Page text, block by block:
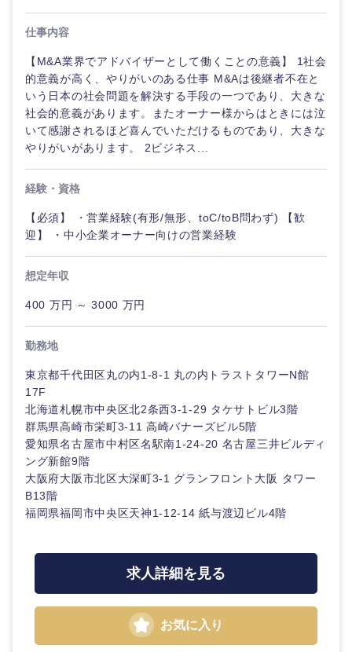
愛知県
近畿地方
滋賀県
大阪府 兵庫県
仕事内容
【M&A業界でアドバイザーとして働くことの意義】 1社会
的意義が高く、やりがいのある仕事 M&Aは後継者不在と
いう日本の社会問題を解決する手段の一つであり、大きな
社会的意義があります。またオーナー様からはときには泣
いて感謝されるほど喜んでいただけるものであり、大きな
やりがいがあります。 2ビジネス...
経験・資格
【必須】 ・営業経験(有形/無形、toC/toB問わず) 【歓
迎】 ・中小企業オーナー向けの営業経験
想定年収
400 万円 ～ 3000 万円
勤務地
東京都千代田区丸の内1-8-1 丸の内トラストタワーN館
17F
北海道札幌市中央区北2条西3-1-29 タケサトビル3階
群馬県高崎市栄町3-11 高崎バナーズビル5階
愛知県名古屋市中村区名駅南1-24-20 名古屋三井ビルディ
ング新館9階
大阪府大阪市北区大深町3-1 グランフロント大阪 タワー
B13階
福岡県福岡市中央区天神1-12-14 紙与渡辺ビル4階
求人詳細を見る
お気に入り